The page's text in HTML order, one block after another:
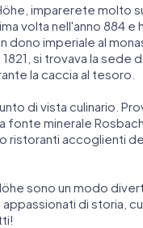
imparerete molto
volta nell'anno 884 e
imperiale al
si trovava la sede
la caccia al tesoro.
di vista culinario.
minerale
ristoranti accoglienti
sono un modo
di storia,